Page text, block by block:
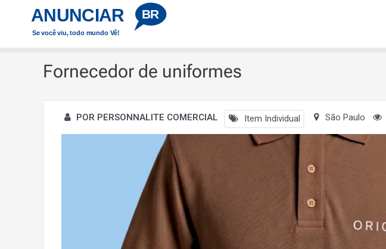
ANUNCIAR BR
Se você viu, todo mundo Vê!
Início Fornecedor de uniformes
Fornecedor de uniformes
POR PERSONNALITE COMERCIAL Item Individual São Paulo